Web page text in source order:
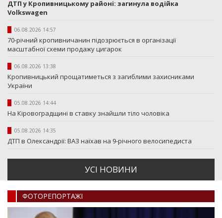
ДТП у Кропивницькому районі: загинула водійка
Volkswagen
06.08.2026 14:57
70-річний кропивничанин підозрюється в організації
масштабної схеми продажу цигарок
06.08.2026 13:38
Кропивницький прощатиметься з загиблими захисниками
України
05.08.2026 14:44
На Кіровоградщині в ставку знайшли тіло чоловіка
05.08.2026 14:35
ДТП в Олександрії: ВАЗ наїхав на 9-річного велосипедиста
УСI НОВИНИ
ФОТОРЕПОРТАЖI